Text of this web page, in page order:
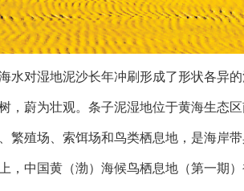
水对湿地泥沙长年冲刷形成了形状各异
，蔚为壮观。 条子泥湿地位于黄海生态
繁殖场、索饵场和鸟类栖息地，是海岸
，中国黄（渤）海候鸟栖息地（第一期